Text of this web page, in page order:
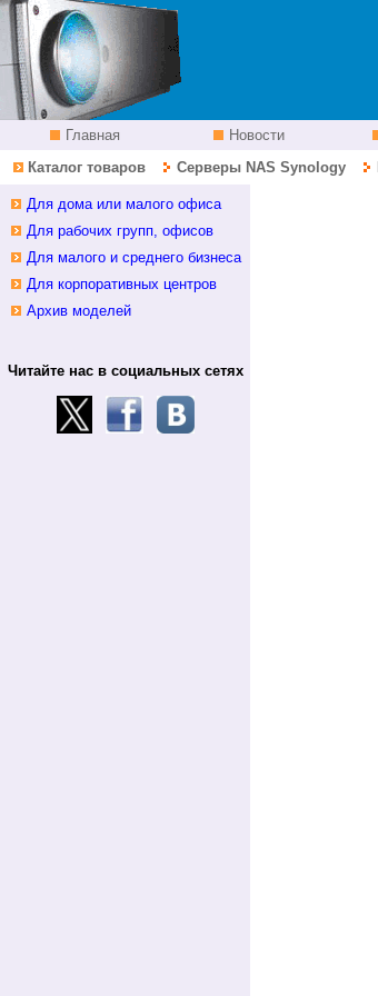
Главная Новости
Каталог товаров
Серверы NAS Synology
Для дома или малого офиса
Для рабочих групп, офисов
Для малого и среднего бизнеса
Для корпоративных центров
Архив моделей
Читайте нас в социальных сетях